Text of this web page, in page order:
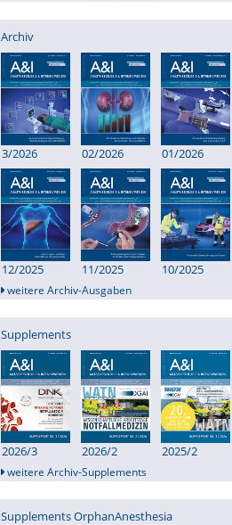
Archiv
3/2026 02/2026 01/2026
12/2025 11/2025 10/2025
weitere Archiv-Ausgaben
Supplements
2026/3 2026/2 2025/2
weitere Archiv-Supplements
Supplements OrphanAnesthesia